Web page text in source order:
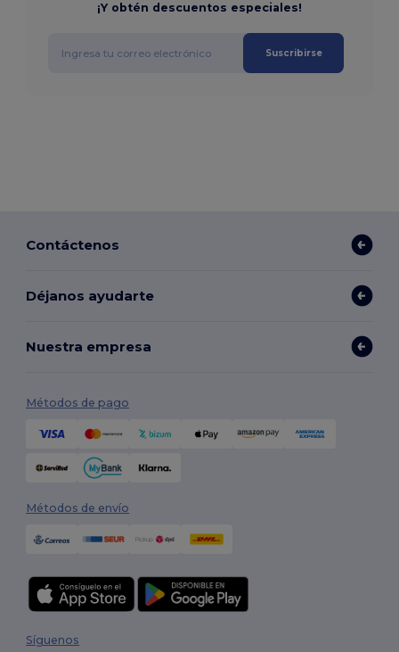
¡Y obtén descuentos especiales!
Suscribirse
Contáctenos
Déjanos ayudarte
Nuestra empresa
Métodos de pago
Métodos de envío
Síguenos